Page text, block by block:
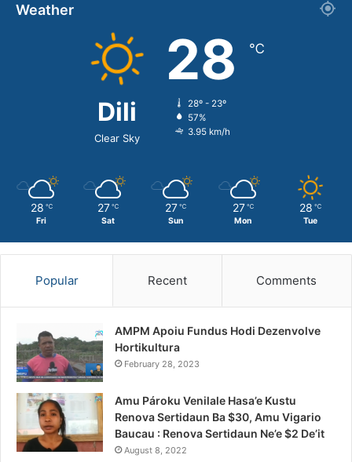
Weather
Dili
Clear Sky
28 ℃
28º - 23º
57%
3.95 km/h
28 ℃
Fri
27 ℃
Sat
27 ℃
Sun
27 ℃
Mon
28 ℃
Tue
Popular Recent Comments
AMPM Apoiu Fundus Hodi Dezenvolve
Hortikultura
February 28, 2023
Amu Pároku Venilale Hasa’e Kustu
Renova Sertidaun Ba $30, Amu Vigario
Baucau : Renova Sertidaun Ne’e $2 De’it
August 8, 2022